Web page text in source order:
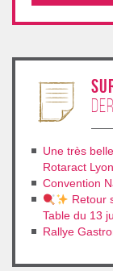
Une très
Rotaract
Convention
Retour
Table du 13
Rallye